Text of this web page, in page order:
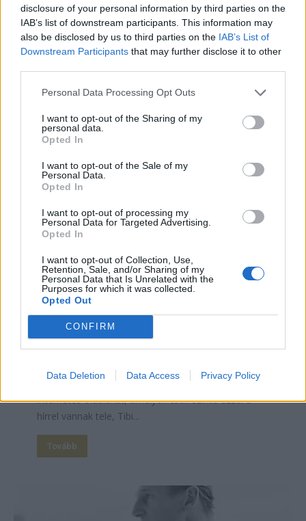
disclosure of your personal information by third parties on the
IAB’s list of downstream participants. This information may
also be disclosed by us to third parties on the IAB’s List of
Downstream Participants that may further disclose it to other
Personal Data Processing Opt Outs
I want to opt-out of the Sharing of my
personal data.
Opted In
I want to opt-out of the Sale of my
Personal Data.
Opted In
I want to opt-out of processing my
Personal Data for Targeted Advertising.
Opted In
I want to opt-out of Collection, Use,
Retention, Sale, and/or Sharing of my
Personal Data that Is Unrelated with the
Purposes for which it was collected.
Opted Out
CONFIRM
Data Deletion Data Access Privacy Policy
rosszat mondani. Nem lehet! Élt közöttünk egy
ember, aki olyan értékeket hordozott, amelyeknek a
létezését is lassan elfelejtjük. Végre, hosszú idő óta
a kommentekben...
Tovább
Benedek Tibor – Egy ikon elment
Pandora
Benedek Tibor. Nincs magyar ember, akinek ne
mondana valamit ez a név. Kicsinek, nagynak,
soha nem rajongott a vízilabdáért. Bámuljuk az
internetes oldalakat, amelyek csak szinte ezzel a
hírrel vannak tele, Tibi...
Tovább